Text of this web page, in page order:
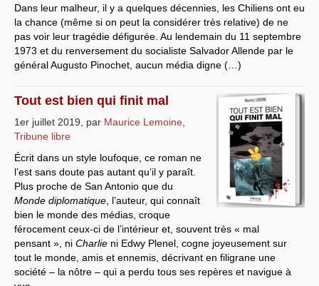
Dans leur malheur, il y a quelques décennies, les Chiliens ont eu
la chance (même si on peut la considérer très relative) de ne
pas voir leur tragédie défigurée. Au lendemain du 11 septembre
1973 et du renversement du socialiste Salvador Allende par le
général Augusto Pinochet, aucun média digne (…)
Tout est bien qui finit mal
1er juillet 2019 par Maurice Lemoine
Tribune libre
Écrit dans un style loufoque, ce roman ne
l’est sans doute pas autant qu’il y paraît.
Plus proche de San Antonio que du
Monde diplomatique , l’auteur, qui connaît
bien le monde des médias, croque
férocement ceux-ci de l’intérieur et, souvent très « mal
pensant », ni Charlie ni Edwy Plenel, cogne joyeusement sur
tout le monde, amis et ennemis, décrivant en filigrane une
société – la nôtre – qui a perdu tous ses repères et navigue à